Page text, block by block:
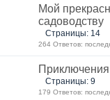
Мой
садоводству
Страницы: 14
264 Ответов:
Страницы: 9
179 Ответов: